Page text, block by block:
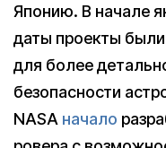
Японию. В начале
даты проекты были
для более
безопасности
NASA начало